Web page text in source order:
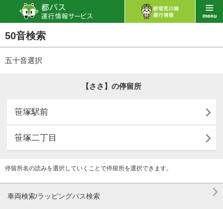
50音検索
五十音選択
【ささ】の停留所
笹塚駅前 
笹塚二丁目 
停留所名の読みを選択していくことで停留所を選択できます。
車両検索/ラッピングバス検索 